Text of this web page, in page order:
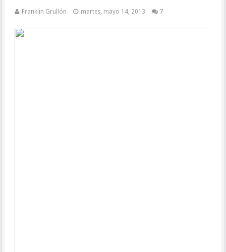
Franklin Grullón martes, mayo 14, 2013 7